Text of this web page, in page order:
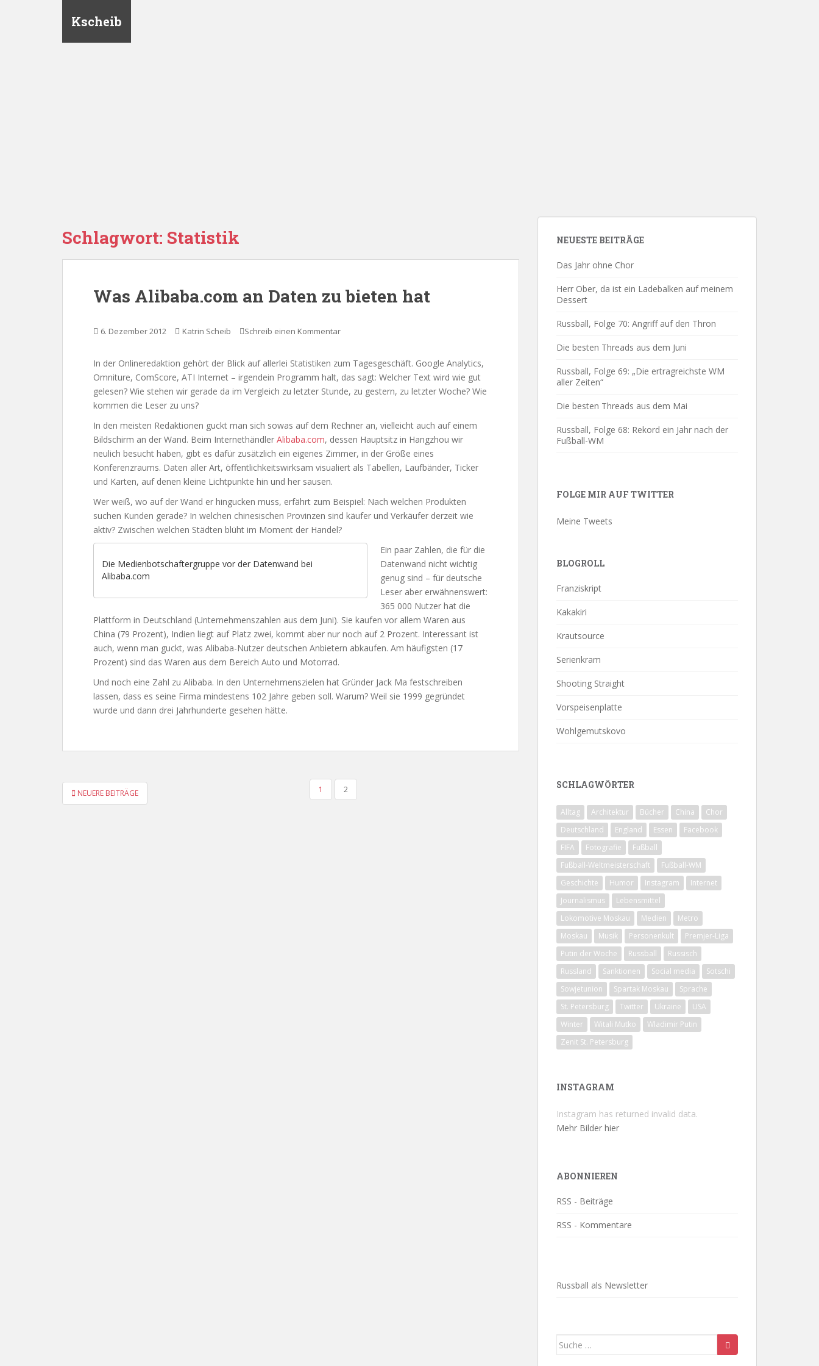
Kscheib
Schlagwort: Statistik
Was Alibaba.com an Daten zu bieten hat
6. Dezember 2012 Katrin Scheib Schreib einen Kommentar
In der Onlineredaktion gehört der Blick auf allerlei Statistiken zum Tagesgeschäft. Google Analytics,
Omniture, ComScore, ATI Internet – irgendein Programm halt, das sagt: Welcher Text wird wie gut
gelesen? Wie stehen wir gerade da im Vergleich zu letzter Stunde, zu gestern, zu letzter Woche? Wie
kommen die Leser zu uns?
In den meisten Redaktionen guckt man sich sowas auf dem Rechner an, vielleicht auch auf einem
Bildschirm an der Wand. Beim Internethändler Alibaba.com, dessen Hauptsitz in Hangzhou wir
neulich besucht haben, gibt es dafür zusätzlich ein eigenes Zimmer, in der Größe eines
Konferenzraums. Daten aller Art, öffentlichkeitswirksam visualiert als Tabellen, Laufbänder, Ticker
und Karten, auf denen kleine Lichtpunkte hin und her sausen.
Wer weiß, wo auf der Wand er hingucken muss, erfährt zum Beispiel: Nach welchen Produkten
suchen Kunden gerade? In welchen chinesischen Provinzen sind käufer und Verkäufer derzeit wie
aktiv? Zwischen welchen Städten blüht im Moment der Handel?
Die Medienbotschaftergruppe vor der Datenwand bei
Alibaba.com
Ein paar Zahlen, die für die
Datenwand nicht wichtig
genug sind – für deutsche
Leser aber erwähnenswert:
365 000 Nutzer hat die
Plattform in Deutschland (Unternehmenszahlen aus dem Juni). Sie kaufen vor allem Waren aus
China (79 Prozent), Indien liegt auf Platz zwei, kommt aber nur noch auf 2 Prozent. Interessant ist
auch, wenn man guckt, was Alibaba-Nutzer deutschen Anbietern abkaufen. Am häufigsten (17
Prozent) sind das Waren aus dem Bereich Auto und Motorrad.
Und noch eine Zahl zu Alibaba. In den Unternehmenszielen hat Gründer Jack Ma festschreiben
lassen, dass es seine Firma mindestens 102 Jahre geben soll. Warum? Weil sie 1999 gegründet
wurde und dann drei Jahrhunderte gesehen hätte.
BEITRAGSNAVIGATION
NEUERE BEITRÄGE 1 2
NEUESTE BEITRÄGE
Das Jahr ohne Chor
Herr Ober, da ist ein Ladebalken auf meinem
Dessert
Russball, Folge 70: Angriff auf den Thron
Die besten Threads aus dem Juni
Russball, Folge 69: „Die ertragreichste WM
aller Zeiten“
Die besten Threads aus dem Mai
Russball, Folge 68: Rekord ein Jahr nach der
Fußball-WM
FOLGE MIR AUF TWITTER
Meine Tweets
BLOGROLL
Franziskript
Kakakiri
Krautsource
Serienkram
Shooting Straight
Vorspeisenplatte
Wohlgemutskovo
SCHLAGWÖRTER
Alltag Architektur Bücher China
Chor
Deutschland
England Essen
Facebook
FIFA
Fotografie
Fußball
Fußball-Weltmeisterschaft
Fußball-WM
Geschichte
Humor Instagram
Internet
Journalismus
Lebensmittel
Lokomotive Moskau
Medien
Metro
Moskau
Musik Personenkult
Premjer-Liga
Putin der Woche
Russball
Russisch
Russland
Sanktionen Social media
Sotschi
Sowjetunion
Spartak Moskau
Sprache
St. Petersburg
Twitter Ukraine
USA
Winter
Witali Mutko
Wladimir Putin
Zenit St. Petersburg
INSTAGRAM
Instagram has returned invalid data.
Mehr Bilder hier
ABONNIEREN
RSS - Beiträge
RSS - Kommentare
Russball als Newsletter
Suche